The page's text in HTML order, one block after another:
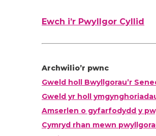
Ewch i’r Pwyllgor Cyllid
Archwilio’r pwnc
Gweld holl Bwyllgorau’r
Gweld yr holl
Amserlen o gyfarfodydd y
Cymryd rhan mewn